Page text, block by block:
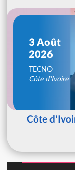
3 Août
2026
TECNO
Côte d'Ivoire
Côte